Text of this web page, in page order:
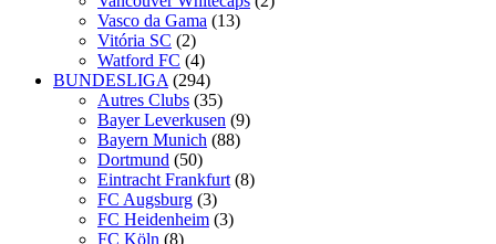
Vasco da Gama (13)
Vitória SC (2)
Watford FC (4)
BUNDESLIGA (294)
Autres Clubs (35)
Bayer Leverkusen (9)
Bayern Munich (88)
Dortmund (50)
Eintracht Frankfurt (8)
FC Augsburg (3)
FC Heidenheim (3)
FC Köln (8)